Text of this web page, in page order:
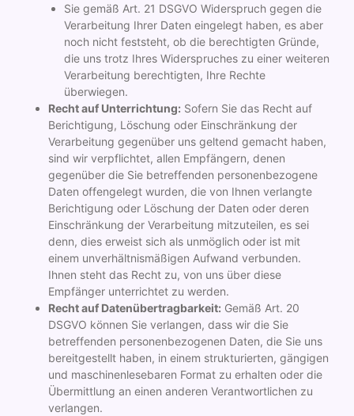
Sie gemäß Art. 21 DSGVO Widerspruch gegen die
Verarbeitung Ihrer Daten eingelegt haben, es aber
noch nicht feststeht, ob die berechtigten Gründe,
die uns trotz Ihres Widerspruches zu einer weiteren
Verarbeitung berechtigten, Ihre Rechte
überwiegen.
Recht auf Unterrichtung: Sofern Sie das Recht auf
Berichtigung, Löschung oder Einschränkung der
Verarbeitung gegenüber uns geltend gemacht haben,
sind wir verpflichtet, allen Empfängern, denen
gegenüber die Sie betreffenden personenbezogene
Daten offengelegt wurden, die von Ihnen verlangte
Berichtigung oder Löschung der Daten oder deren
Einschränkung der Verarbeitung mitzuteilen, es sei
denn, dies erweist sich als unmöglich oder ist mit
einem unverhältnismäßigen Aufwand verbunden.
Ihnen steht das Recht zu, von uns über diese
Empfänger unterrichtet zu werden.
Recht auf Datenübertragbarkeit: Gemäß Art. 20
DSGVO können Sie verlangen, dass wir die Sie
betreffenden personenbezogenen Daten, die Sie uns
bereitgestellt haben, in einem strukturierten, gängigen
und maschinenlesebaren Format zu erhalten oder die
Übermittlung an einen anderen Verantwortlichen zu
verlangen.